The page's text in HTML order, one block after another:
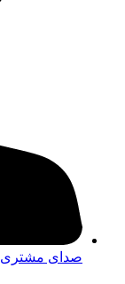
صدای مشتری